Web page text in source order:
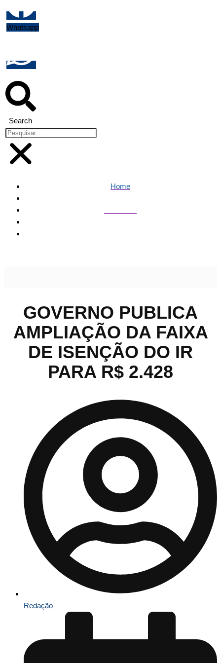
Whatsapp
Search
Home
GOVERNO PUBLICA
AMPLIAÇÃO DA FAIXA
DE ISENÇÃO DO IR
PARA R$ 2.428
Redação